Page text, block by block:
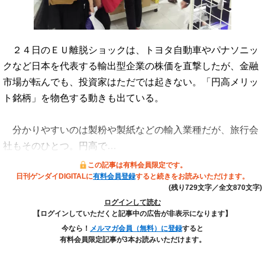
２４日のＥＵ離脱ショックは、トヨタ自動車やパナソニッ
クなど日本を代表する輸出型企業の株価を直撃したが、金融
市場が転んでも、投資家はただでは起きない。「円高メリッ
ト銘柄」を物色する動きも出ている。
分かりやすいのは製粉や製紙などの輸入業種だが、旅行会
社もそのひとつ。円高で…
この記事は有料会員限定です。
日刊ゲンダイDIGITALに有料会員登録すると続きをお読みいただけます。
(残り729文字／全文870文字)
ログインして読む
【ログインしていただくと記事中の広告が非表示になります】
今なら！ メルマガ会員（無料）に登録すると
有料会員限定記事が3本お読みいただけます。